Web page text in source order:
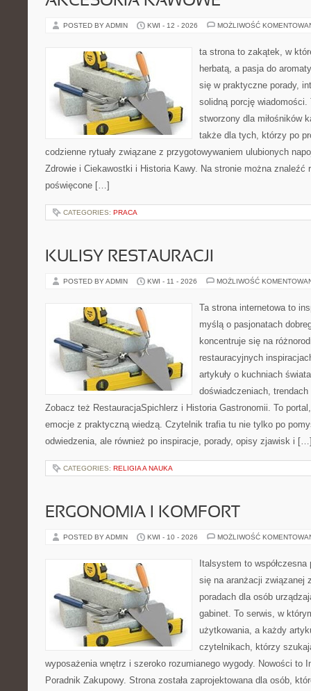
POSTED BY ADMIN KWI - 12 - 2026 MOŻLIWOŚĆ
ta strona to zakątek, w
herbatą, a pasja do
się w praktyczne porady,
solidną porcję wiadomości.
stworzony dla miłośników
także dla tych, którzy po
codzienne rytuały związane z przygotowywaniem ulubionych
Zdrowie i Ciekawostki i Historia Kawy. Na stronie można znaleźć
poświęcone […]
CATEGORIES: PRACA
KULISY RESTAURACJI
POSTED BY ADMIN KWI - 11 - 2026 MOŻLIWOŚĆ
Ta strona internetowa to
myślą o pasjonatach
koncentruje się na
restauracyjnych
artykuły o kuchniach
doświadczeniach,
Zobacz też RestauracjaSpichlerz i Historia Gastronomii. To
emocje z praktyczną wiedzą. Czytelnik trafia tu nie tylko po
odwiedzenia, ale również po inspiracje, porady, opisy zjawisk i
CATEGORIES: RELIGIA A NAUKA
ERGONOMIA I KOMFORT
POSTED BY ADMIN KWI - 10 - 2026 MOŻLIWOŚĆ
Italsystem to
się na aranżacji związanej
poradach dla osób
gabinet. To serwis, w
użytkowania, a każdy
czytelnikach, którzy
wyposażenia wnętrz i szeroko rozumianego wygody. Nowości to
Poradnik Zakupowy. Strona została zaprojektowana dla osób,